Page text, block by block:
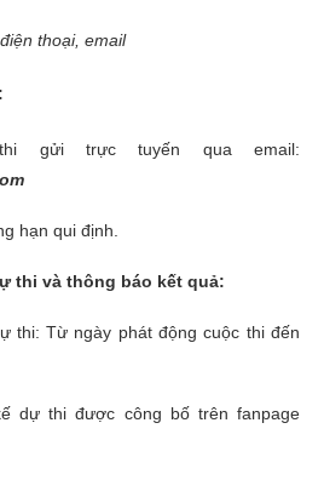
thoại, email
gửi trực tuyến qua email:
hạn qui định.
thi và thông báo kết quả:
thi: Từ ngày phát động cuộc thi đến
dự thi được công bố trên fanpage